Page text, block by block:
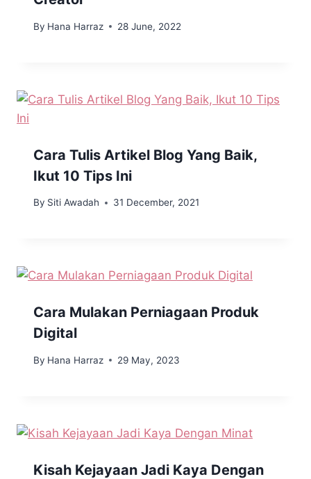
By Hana Harraz 28 June, 2022
Cara Tulis Artikel Blog Yang Baik,
Ikut 10 Tips Ini
By Siti Awadah 31 December, 2021
Cara Mulakan Perniagaan Produk
Digital
By Hana Harraz 29 May, 2023
Kisah Kejayaan Jadi Kaya Dengan